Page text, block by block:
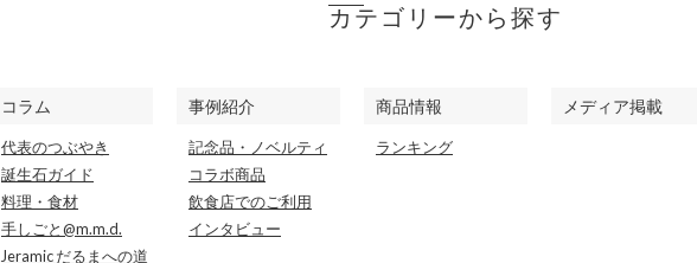
カテゴリーから探す
コラム
代表のつぶやき
誕生石ガイド
料理・食材
手しごと@m.m.d.
Jeramic だるまへの道
事例紹介
記念品・ノベルティ
コラボ商品
飲食店でのご利用
インタビュー
商品情報
ランキング
メディア掲載